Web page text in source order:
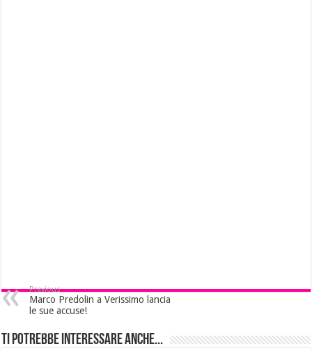
Previous
Marco Predolin a Verissimo lancia
le sue accuse!
Ti potrebbe interessare anche...